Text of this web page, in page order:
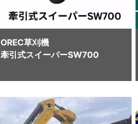
OREC草刈機
牽引式スイーパーSW700